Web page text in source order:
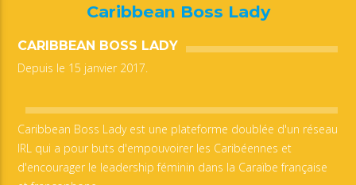
Caribbean Boss Lady
CARIBBEAN BOSS LADY
Depuis le 15 janvier 2017.
Caribbean Boss Lady est une plateforme doublée d'un réseau
IRL qui a pour buts d'empouvoirer les Caribéennes et
d'encourager le leadership féminin dans la Caraïbe française